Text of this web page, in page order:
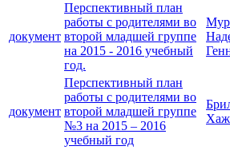
документ
Перспективный план
работы с родителями во
второй младшей группе
на 2015 - 2016 учебный
год.
документ
Перспективный план
работы с родителями во
второй младшей группе
№3 на 2015 – 2016
учебный год